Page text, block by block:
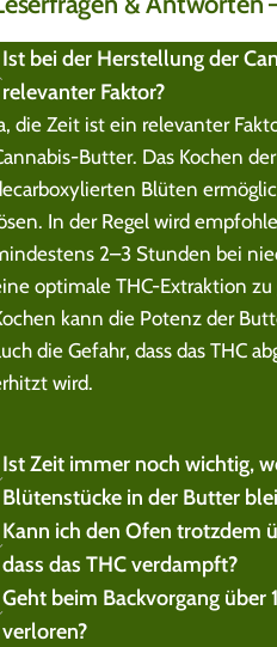
Ist bei der Herstellung der
relevanter Faktor?
die Zeit ist ein relevanter
Butter. Das Kochen
Blüten
In der Regel wird
2–3 Stunden bei
optimale THC-Extraktion
kann die Potenz der
die Gefahr, dass das THC
wird.
Ist Zeit immer noch wichtig,
Blütenstücke in der Butter
Kann ich den Ofen trotzdem
dass das THC verdampft?
Geht beim Backvorgang über
verloren?